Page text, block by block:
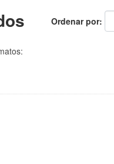
Ordenar por